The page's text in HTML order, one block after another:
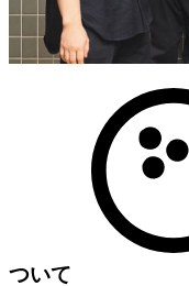
ついて